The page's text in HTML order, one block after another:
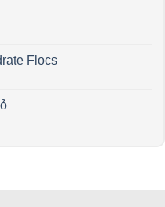
Flocs